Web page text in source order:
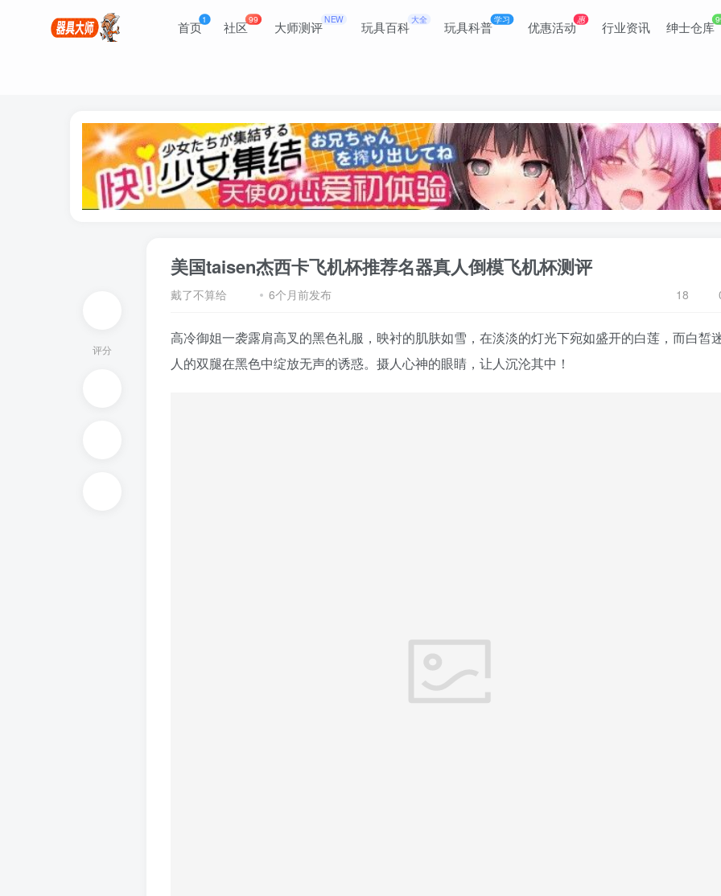
首页1 社区99 大师测评NEW 玩具百科 大全 玩具科普学习 优惠活动惠 行业资讯 绅士仓库
评分
美国taisen杰西卡飞机杯推荐名器真人倒模飞机杯测评
戴了不算给 6个月前发布 18
高冷御姐一袭露肩高叉的黑色礼服 ，映衬的肌肤如雪，在淡淡的灯光下宛如盛开的白莲，而白皙
人的双腿在黑色中绽放无声的诱惑。 摄人心神的眼睛，让人沉沦其中！